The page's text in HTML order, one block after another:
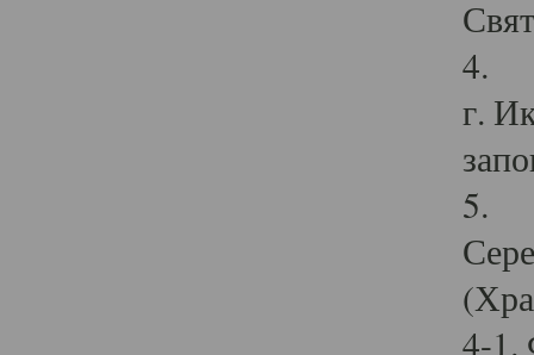
4.
г.
5.
4-1.